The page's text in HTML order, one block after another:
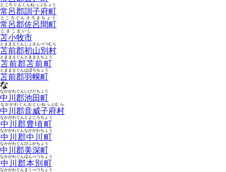
常呂郡訓子府町
ところぐんくんねっぷちょう
常呂郡佐呂間町
ところぐんさろまちょう
苫小牧市
とまこまいし
苫前郡初山別村
とままえぐんしょさんべつむら
苫前郡苫前町
とままえぐんとままえちょう
苫前郡羽幌町
とままえぐんはぼろちょう
な
中川郡池田町
なかがわぐんいけだちょう
中川郡音威子府村
なかがわぐんおといねっぷむら
中川郡豊頃町
なかがわぐんとよころちょう
中川郡中川町
なかがわぐんなかがわちょう
中川郡美深町
なかがわぐんびふかちょう
中川郡本別町
なかがわぐんほんべつちょう
なかがわぐんまくべつちょう